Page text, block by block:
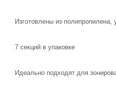
Изготовлены из
7 секций в упаковке
Идеально подходят для